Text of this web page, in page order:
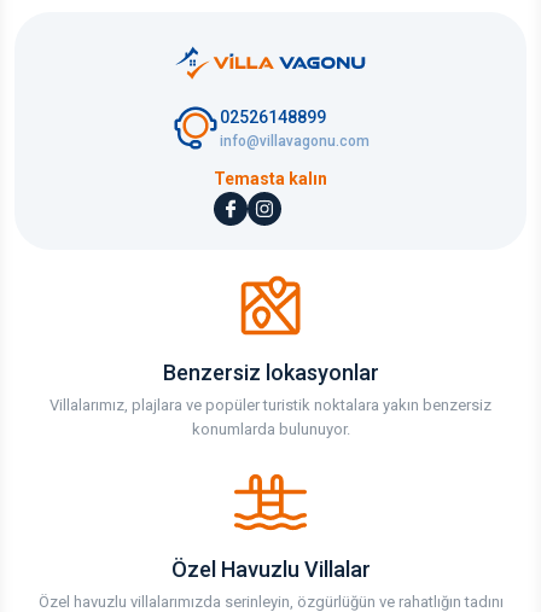
02526148899
info@villavagonu.com
Temasta kalın
Benzersiz lokasyonlar
Villalarımız, plajlara ve popüler turistik noktalara yakın benzersiz
konumlarda bulunuyor.
Özel Havuzlu Villalar
Özel havuzlu villalarımızda serinleyin, özgürlüğün ve rahatlığın tadını